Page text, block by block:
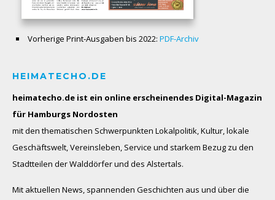
Vorherige Print-Ausgaben bis 2022: PDF-Archiv
HEIMATECHO.DE
heimatecho.de ist ein online erscheinendes Digital-Magazin
für Hamburgs Nordosten
mit den thematischen Schwerpunkten Lokalpolitik, Kultur, lokale
Geschäftswelt, Vereinsleben, Service und starkem Bezug zu den
Stadtteilen der Walddörfer und des Alstertals.
Mit aktuellen News, spannenden Geschichten aus und über die